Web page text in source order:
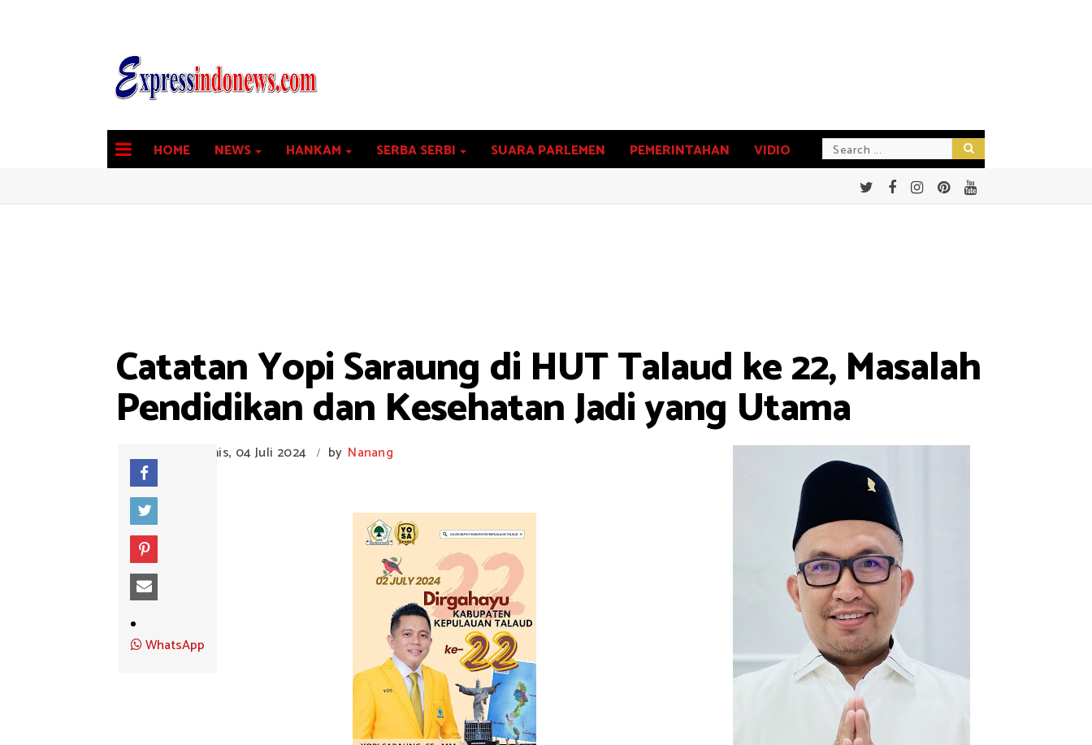
HOME NEWS HANKAM SERBA SERBI SUARA PARLEMEN PEMERINTAHAN VIDIO
Catatan Yopi Saraung di HUT Talaud ke 22, Masalah
Pendidikan dan Kesehatan Jadi yang Utama
Kamis, 04 Juli 2024 / by Nanang
WhatsApp